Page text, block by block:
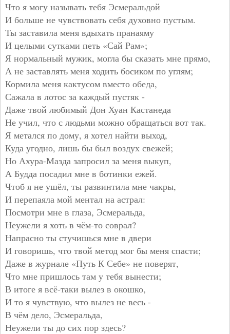
Что я могу называть тебя Эсмеральдой
И больше не чувствовать себя духовно пустым.
Ты заставила меня вдыхать пранаяму
И целыми сутками петь «Сай Рам»;
Я нормальный мужик, могла бы сказать мне прямо,
А не заставлять меня ходить босиком по углям;
Кормила меня кактусом вместо обеда,
Сажала в лотос за каждый пустяк -
Даже твой любимый Дон Хуан Кастанеда
Не учил, что с людьми можно обращаться вот так.
Я метался по дому, я хотел найти выход,
Куда угодно, лишь бы был воздух свежей;
Но Ахура-Мазда запросил за меня выкуп,
А Будда посадил мне в ботинки ежей.
Чтоб я не ушёл, ты развинтила мне чакры,
И перепаяла мой ментал на астрал:
Посмотри мне в глаза, Эсмеральда,
Неужели я хоть в чём-то соврал?
Напрасно ты стучишься мне в двери
И говоришь, что твой метод мог бы меня спасти;
Даже в журнале «Путь К Себе» не поверят,
Что мне пришлось там у тебя вынести;
В итоге я всё-таки вылез в окошко,
И то я чувствую, что вылез не весь -
В чём дело, Эсмеральда,
Неужели ты до сих пор здесь?